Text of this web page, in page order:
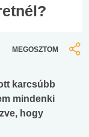
MEGOSZTOM
karcsúbb
mindenki
hogy